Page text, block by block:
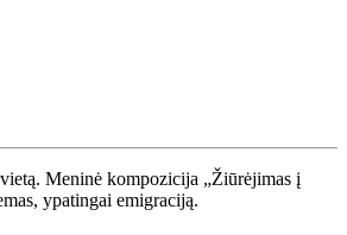
Meninė kompozicija „Žiūrėjimas į
ypatingai emigraciją.